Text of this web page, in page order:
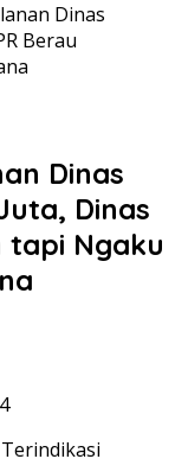
Dinas
Berau
Dinas
Dinas
tapi Ngaku